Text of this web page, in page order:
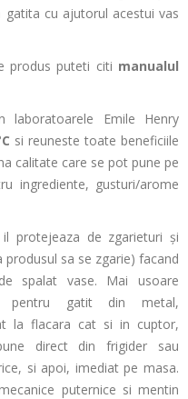
cu ajutorul acestui vas
produs puteti citi manualul
laboratoarele Emile Henry
si reuneste toate beneficiile
calitate care se pot pune pe
ingrediente, gusturi/arome
protejeaza de zgarieturi și
sa se zgarie) facand
spalat vase. Mai usoare
pentru gatit din metal,
la flacara cat si in cuptor,
direct din frigider sau
si apoi, imediat pe masa.
puternice si mentin